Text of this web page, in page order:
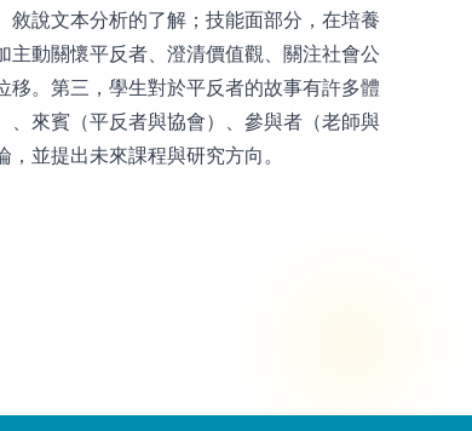
說文本分析的了解；技能面部分，在培養
動關懷平反者、澄清價值觀、關注社會公
。第三，學生對於平反者的故事有許多體
來賓（平反者與協會）、參與者（老師與
並提出未來課程與研究方向。